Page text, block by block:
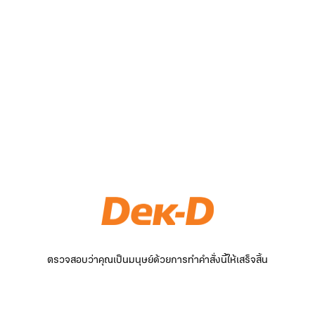
ตรวจสอบว่าคุณเป็นมนุษย์ด้วยการทำคำสั่งนี้ให้เสร็จสิ้น